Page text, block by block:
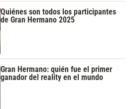
Quiénes son todos los participantes
de Gran Hermano 2025
Gran Hermano: quién fue el primer
ganador del reality en el mundo